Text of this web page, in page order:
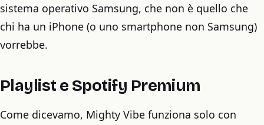
sistema operativo Samsung, che non è quello che
chi ha un iPhone (o uno smartphone non Samsung)
vorrebbe.
Playlist e Spotify Premium
Come dicevamo, Mighty Vibe funziona solo con